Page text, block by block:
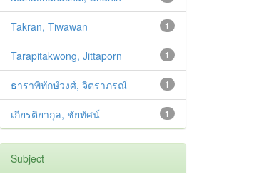
1
Takran, Tiwawan
1
Tarapitakwong, Jittaporn
1
ธาราพิทักษ์วงศ์, จิตราภรณ์
1
เกียรติยากุล, ชัยทัศน์
Subject